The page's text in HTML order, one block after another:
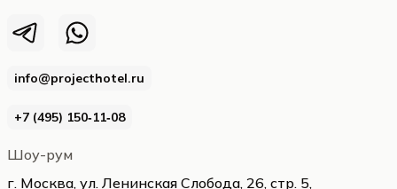
info@projecthotel.ru
+7 (495) 150‑11‑08
Шоу-рум
г. Москва, ул. Ленинская Слобода, 26, стр. 5,